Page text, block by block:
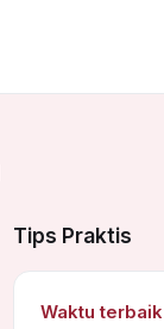
Tips Praktis
Waktu terbaik